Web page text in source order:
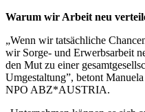
Warum wir Arbeit neu
„Wenn wir tatsächliche
wir Sorge- und Erwerbsarbeit
den Mut zu einer
Umgestaltung”, betont
NPO ABZ*AUSTRIA.